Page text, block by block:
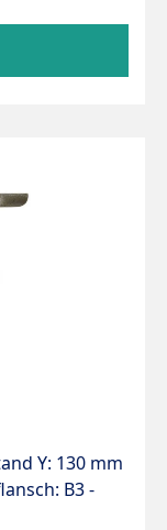
Y: 130 mm
B3 -